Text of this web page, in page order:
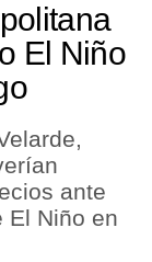
El Niño
ante
El Niño en